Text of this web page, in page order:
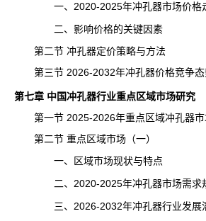
一、2020-2025年冲孔器市场价格
二、影响价格的关键因素
第二节 冲孔器定价策略与方法
第三节 2026-2032年冲孔器价格竞争态
第七章 中国冲孔器行业重点区域市场研究
第一节 2025-2026年重点区域冲孔器市
第二节 重点区域市场（一）
一、区域市场现状与特点
二、2020-2025年冲孔器市场需求
三、2026-2032年冲孔器行业发展